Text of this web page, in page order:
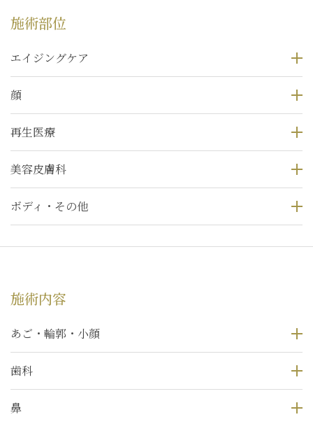
施術部位
エイジングケア
顔
再生医療
美容皮膚科
ボディ・その他
施術内容
あご・輪郭・小顔
歯科
鼻